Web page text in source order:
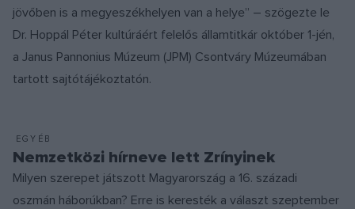
jövőben is a megyeszékhelyen van a helye” – szögezte le
Dr. Hoppál Péter kultúráért felelős államtitkár október 1-jén,
a Janus Pannonius Múzeum (JPM) Csontváry Múzeumában
tartott sajtótájékoztatón.
EGYÉB
Nemzetközi hírneve lett Zrínyinek
Milyen szerepet játszott Magyarország a 16. századi
oszmán háborúkban? Erre is keresték a választ szeptember